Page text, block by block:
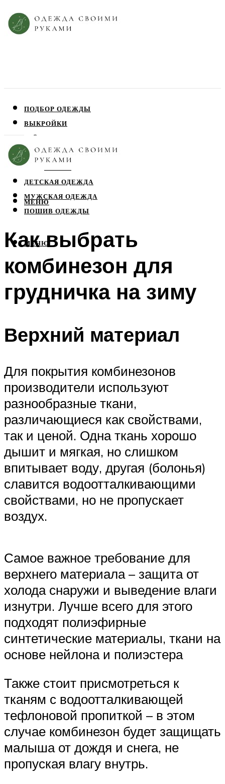
ПОДБОР ОДЕЖДЫ
ВЫКРОЙКИ
ЮБКИ
ДЕТСКАЯ ОДЕЖДА
МУЖСКАЯ ОДЕЖДА
ПОШИВ ОДЕЖДЫ
МЕНЮ
МЕНЮ
Как выбрать
комбинезон для
грудничка на зиму
Верхний материал
Для покрытия комбинезонов
производители используют
разнообразные ткани,
различающиеся как свойствами,
так и ценой. Одна ткань хорошо
дышит и мягкая, но слишком
впитывает воду, другая (болонья)
славится водоотталкивающими
свойствами, но не пропускает
воздух.
Самое важное требование для
верхнего материала – защита от
холода снаружи и выведение влаги
изнутри. Лучше всего для этого
подходят полиэфирные
синтетические материалы, ткани на
основе нейлона и полиэстера
Также стоит присмотреться к
тканям с водоотталкивающей
тефлоновой пропиткой – в этом
случае комбинезон будет защищать
малыша от дождя и снега, не
пропуская влагу внутрь.